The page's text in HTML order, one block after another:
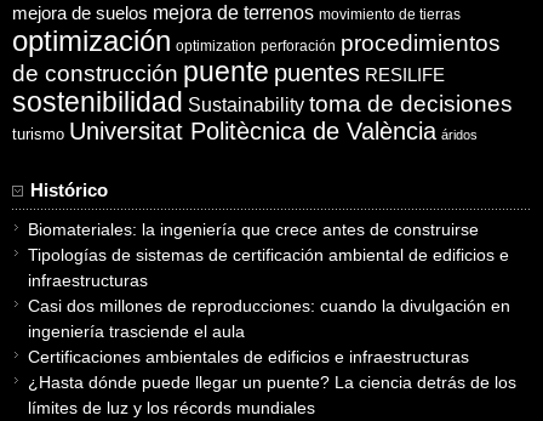
mejora de suelos mejora de terrenos movimiento de tierras
optimización optimization perforación procedimientos
de construcción puente puentes RESILIFE
sostenibilidad Sustainability toma de decisiones
turismo Universitat Politècnica de València áridos
Histórico
Biomateriales: la ingeniería que crece antes de construirse
Tipologías de sistemas de certificación ambiental de edificios e
infraestructuras
Casi dos millones de reproducciones: cuando la divulgación en
ingeniería trasciende el aula
Certificaciones ambientales de edificios e infraestructuras
¿Hasta dónde puede llegar un puente? La ciencia detrás de los
límites de luz y los récords mundiales